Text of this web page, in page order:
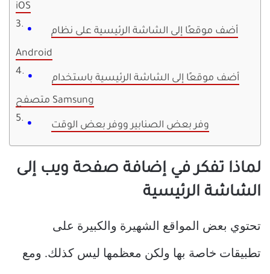
iOS
أضف موقعًا إلى الشاشة الرئيسية على نظام
Android
أضف موقعًا إلى الشاشة الرئيسية باستخدام
متصفح Samsung
وفر بعض الصنابير ووفر بعض الوقت
لماذا تفكر في إضافة صفحة ويب إلى
الشاشة الرئيسية
تحتوي بعض المواقع الشهيرة والكبيرة على
تطبيقات خاصة بها ولكن معظمها ليس كذلك. ومع